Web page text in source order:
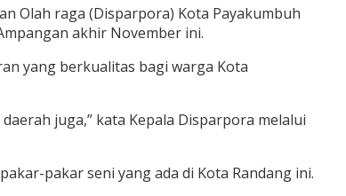
Olah raga (Disparpora) Kota Payakumbuh
akhir November ini.
yang berkualitas bagi warga Kota
juga,” kata Kepala Disparpora melalui
pakar seni yang ada di Kota Randang ini.